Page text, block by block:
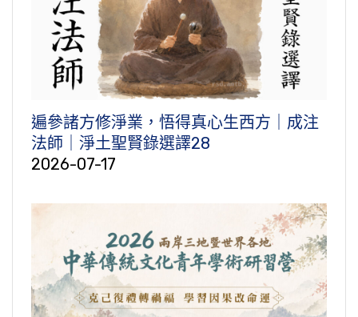
遍參諸方修淨業，悟得真心生西方｜成注
法師｜淨土聖賢錄選譯28
2026-07-17